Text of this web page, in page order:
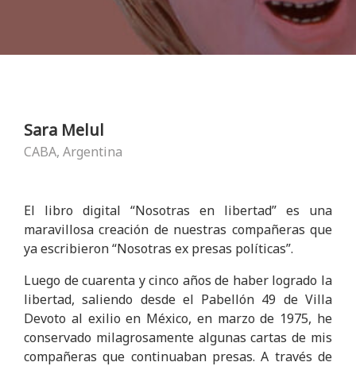
Sara Melul
CABA, Argentina
El libro digital “Nosotras en libertad” es una
maravillosa creación de nuestras compañeras que
ya escribieron “Nosotras ex presas políticas”.
Luego de cuarenta y cinco años de haber logrado la
libertad, saliendo desde el Pabellón 49 de Villa
Devoto al exilio en México, en marzo de 1975, he
conservado milagrosamente algunas cartas de mis
compañeras que continuaban presas. A través de